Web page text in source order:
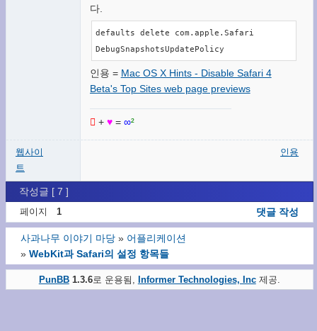
다.
defaults delete com.apple.Safari
DebugSnapshotsUpdatePolicy
인용 = Mac OS X Hints - Disable Safari 4
Beta's Top Sites web page previews
 + ♥= ∞²
웹사이
트
인용
작성글 [ 7 ]
페이지 1 댓글 작성
사과나무 이야기 마당 » 어플리케이션
» WebKit과 Safari의 설정 항목들
PunBB1.3.6로 운용됨, Informer Technologies, Inc제공.